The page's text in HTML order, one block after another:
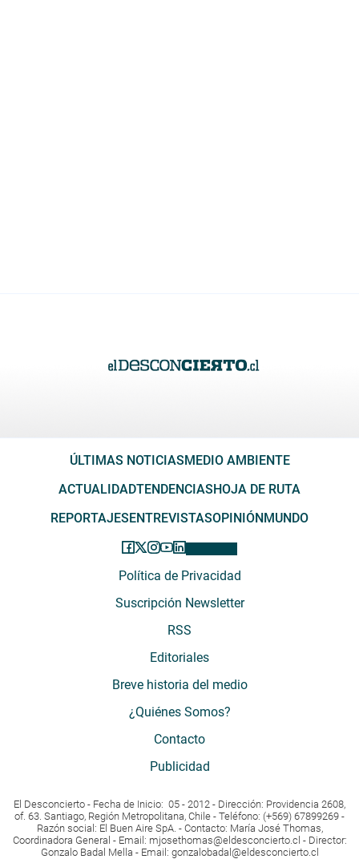
ÚLTIMAS NOTICIASMEDIO AMBIENTE
ACTUALIDADTENDENCIASHOJA DE RUTA
REPORTAJESENTREVISTASOPINIÓNMUNDO
Política de Privacidad
Suscripción Newsletter
RSS
Editoriales
Breve historia del medio
¿Quiénes Somos?
Contacto
Publicidad
El Desconcierto - Fecha de Inicio: 05 - 2012 - Dirección: Providencia 2608,
of. 63. Santiago, Región Metropolitana, Chile - Teléfono: (+569) 67899269 -
Razón social: El Buen Aire SpA. - Contacto: María José Thomas,
Coordinadora General - Email: mjosethomas@eldesconcierto.cl - Director:
Gonzalo Badal Mella - Email: gonzalobadal@eldesconcierto.cl